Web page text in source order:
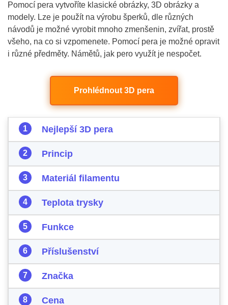
Pomocí pera vytvoříte klasické obrázky, 3D obrázky a
modely. Lze je použít na výrobu šperků, dle různých
návodů je možné vyrobit mnoho zmenšenin, zvířat, prostě
všeho, na co si vzpomenete. Pomocí pera je možné opravit
i různé předměty. Námětů, jak pero využít je nespočet.
Prohlédnout 3D pera
Nejlepší 3D pera
Princip
Materiál filamentu
Teplota trysky
Funkce
Příslušenství
Značka
Cena